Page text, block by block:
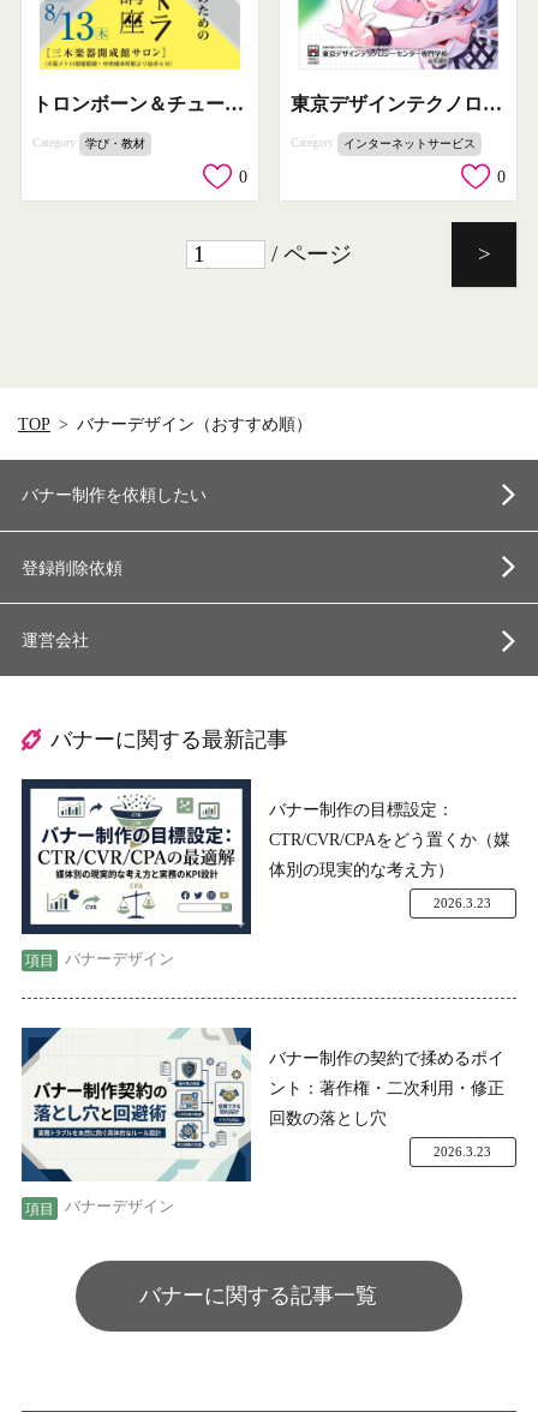
トロンボーン＆チューバのオーケストラ練習講座
Category 学び・教材
0
東京デザインテクノロジー高等課程（ゲーム・イラスト学習）
Category インターネットサービス
0
/ ページ >
TOP バナーデザイン（おすすめ順）
バナー制作を依頼したい
登録削除依頼
運営会社
バナーに関する最新記事
バナー制作の目標設定：
CTR/CVR/CPAをどう置くか（媒
体別の現実的な考え方）
バナーデザイン
2026.3.23
バナー制作の契約で揉めるポイ
ント：著作権・二次利用・修正
回数の落とし穴
バナーデザイン
2026.3.23
バナーに関する記事一覧